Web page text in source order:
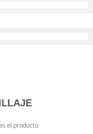
el producto